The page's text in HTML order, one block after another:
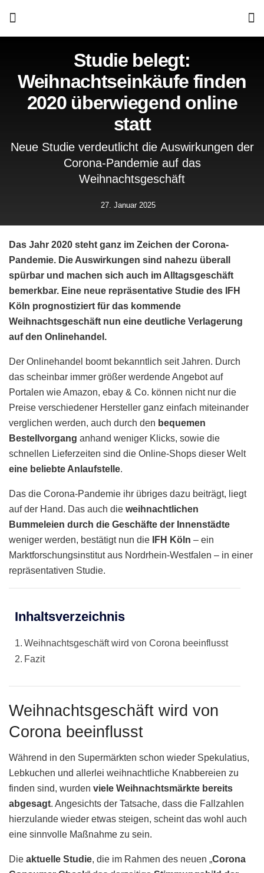
Studie belegt:
Weihnachtseinkäufe finden
2020 überwiegend online
statt
Neue Studie verdeutlicht die Auswirkungen der
Corona-Pandemie auf das
Weihnachtsgeschäft
27. Januar 2025
Das Jahr 2020 steht ganz im Zeichen der Corona-
Pandemie. Die Auswirkungen sind nahezu überall
spürbar und machen sich auch im Alltagsgeschäft
bemerkbar. Eine neue repräsentative Studie des IFH
Köln prognostiziert für das kommende
Weihnachtsgeschäft nun eine deutliche Verlagerung
auf den Onlinehandel.
Der Onlinehandel boomt bekanntlich seit Jahren. Durch
das scheinbar immer größer werdende Angebot auf
Portalen wie Amazon, ebay & Co. können nicht nur die
Preise verschiedener Hersteller ganz einfach miteinander
verglichen werden, auch durch den bequemen
Bestellvorgang anhand weniger Klicks, sowie die
schnellen Lieferzeiten sind die Online-Shops dieser Welt
eine beliebte Anlaufstelle.
Das die Corona-Pandemie ihr übriges dazu beiträgt, liegt
auf der Hand. Das auch die weihnachtlichen
Bummeleien durch die Geschäfte der Innenstädte
weniger werden, bestätigt nun die
IFH Köln – ein
Marktforschungsinstitut aus Nordrhein-Westfalen – in einer
repräsentativen Studie.
Inhaltsverzeichnis
Weihnachtsgeschäft wird von Corona beeinflusst
Fazit
Weihnachtsgeschäft wird von
Corona beeinflusst
Während in den Supermärkten schon wieder Spekulatius,
Lebkuchen und allerlei weihnachtliche Knabbereien zu
finden sind, wurden viele Weihnachtsmärkte bereits
abgesagt. Angesichts der Tatsache, dass die Fallzahlen
hierzulande wieder etwas steigen, scheint das wohl auch
eine sinnvolle Maßnahme zu sein.
Die aktuelle Studie, die im Rahmen des neuen „Corona